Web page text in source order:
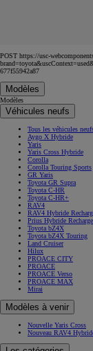
POST https://usc-
677f55942a87
Modèles
Modèles
Véhicules neufs
Tous les véhicules
Aygo X Hybride
Yaris
Yaris Cross Hybride
Corolla
Corolla Touring Sports
GR Yaris
Toyota GR Supra
Toyota C-HR
Toyota C-HR+
RAV4
RAV4 Hybride
Prius Hybride
Toyota bZ4X
Toyota bZ4X Touring
Land Cruiser
Hilux
PROACE CITY
PROACE
PROACE Verso
PROACE MAX
Mirai
Modèles à venir
Nouvelle Yaris Cross
Nouveau RAV4